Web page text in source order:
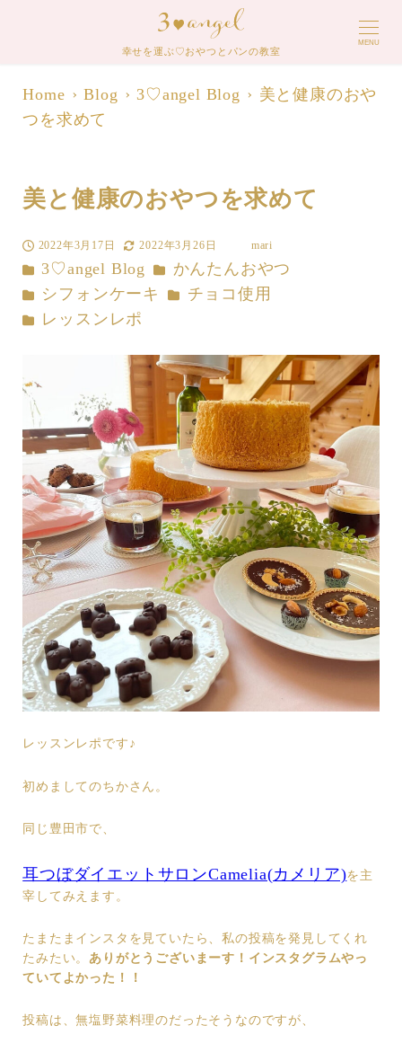
幸せを運ぶ♡おやつとパンの教室
MENU
Home Blog 3♡angel Blog
美と健康のおや
つを求めて
美と健康のおやつを求めて
投稿日
2022年3月17日
更新日
2022年3月26日
者
mari
カテゴリー
3♡angel Blog カテゴリー
かんたんおやつ
カテゴリー
シフォンケーキ カテゴリー
チョコ使用
カテゴリー
レッスンレポ
レッスンレポです♪
初めましてのちかさん。
同じ豊田市で、
耳つぼダイエットサロンCamelia(カメリア)を主
宰してみえます。
たまたまインスタを見ていたら、私の投稿を発見してくれ
たみたい。ありがとうございまーす！ インスタグラムやっ
ていてよかった！！
投稿は、無塩野菜料理のだったそうなのですが、